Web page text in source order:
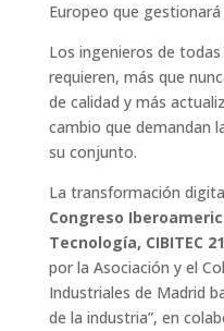
Europeo que
Los ingenieros de
requieren, más que
de calidad y más
cambio que demandan
su conjunto.
La transformación
Congreso
Tecnología, CIBITEC 21
por la Asociación y el
Industriales de Madrid
de la industria”, en